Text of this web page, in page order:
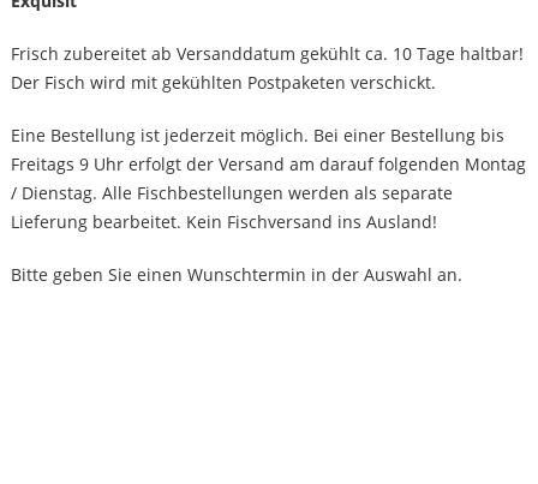
Frisch zubereitet ab Versanddatum gekühlt ca. 10 Tage haltbar!
Der Fisch wird mit gekühlten Postpaketen verschickt.
Eine Bestellung ist jederzeit möglich. Bei einer Bestellung bis
Freitags 9 Uhr erfolgt der Versand am darauf folgenden Montag
/ Dienstag. Alle Fischbestellungen werden als separate
Lieferung bearbeitet. Kein Fischversand ins Ausland!
Bitte geben Sie einen Wunschtermin in der Auswahl an.